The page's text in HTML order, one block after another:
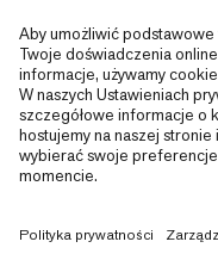
—
Sitemap
Cookies
Informacja prawna